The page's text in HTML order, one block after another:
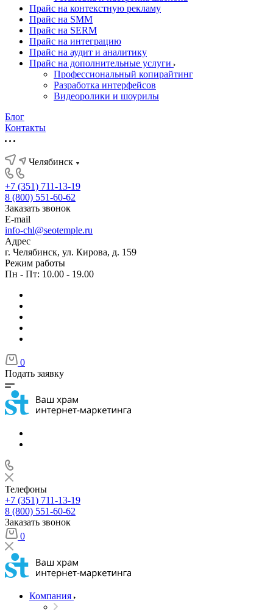
Прайс на контекстную рекламу
Прайс на SMM
Прайс на SERM
Прайс на интеграцию
Прайс на аудит и аналитику
Прайс на дополнительные услуги
Профессиональный копирайтинг
Разработка интерфейсов
Видеоролики и шоурилы
Блог
Контакты
Челябинск
+7 (351) 711-13-19
8 (800) 551-60-62
Заказать звонок
E-mail
info-chl@seotemple.ru
Адрес
г. Челябинск, ул. Кирова, д. 159
Режим работы
Пн - Пт: 10.00 - 19.00
0
Подать заявку
Телефоны
+7 (351) 711-13-19
8 (800) 551-60-62
Заказать звонок
0
Компания